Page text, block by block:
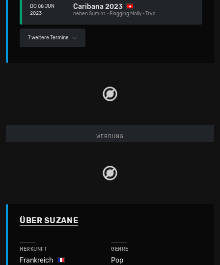
DO 08 JUN
2023
Caribana 2023
nebenSum 41· Flogging Molly ·Tryo
7 weitere Termine
WERBUNG
ÜBER SUZANE
HERKUNFT
Frankreich
GENRE
Pop